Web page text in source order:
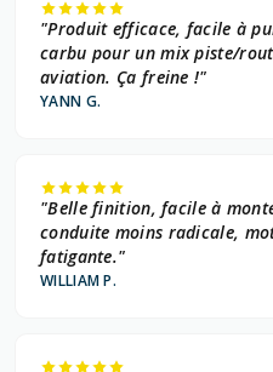
"Produit efficace, facile à
carbu pour un mix piste/
aviation. Ça freine !"
YANN G.
"Belle finition, facile à
conduite moins radicale,
fatigante."
WILLIAM P.